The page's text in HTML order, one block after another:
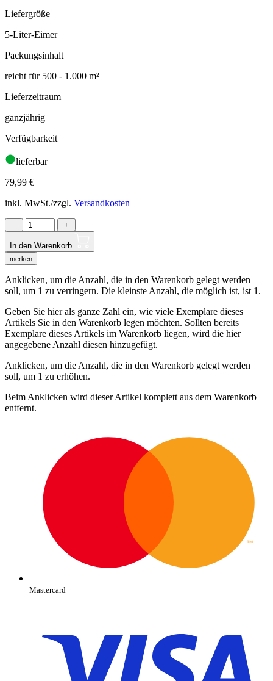
Liefergröße
5-Liter-Eimer
Packungsinhalt
reicht für 500 - 1.000 m²
Lieferzeitraum
ganzjährig
Verfügbarkeit
lieferbar
79,99 €
inkl. MwSt./zzgl. Versandkosten
− +
In den Warenkorb
merken
Anklicken, um die Anzahl, die in den Warenkorb gelegt werden
soll, um 1 zu verringern. Die kleinste Anzahl, die möglich ist, ist 1.
Geben Sie hier als ganze Zahl ein, wie viele Exemplare dieses
Artikels Sie in den Warenkorb legen möchten. Sollten bereits
Exemplare dieses Artikels im Warenkorb liegen, wird die hier
angegebene Anzahl diesen hinzugefügt.
Anklicken, um die Anzahl, die in den Warenkorb gelegt werden
soll, um 1 zu erhöhen.
Beim Anklicken wird dieser Artikel komplett aus dem Warenkorb
entfernt.
Mastercard